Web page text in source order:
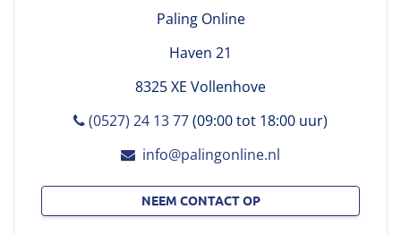
Paling Online
Haven 21
8325 XE Vollenhove
(0527) 24 13 77(09:00 tot 18:00 uur)
info@palingonline.nl
NEEM CONTACT OP